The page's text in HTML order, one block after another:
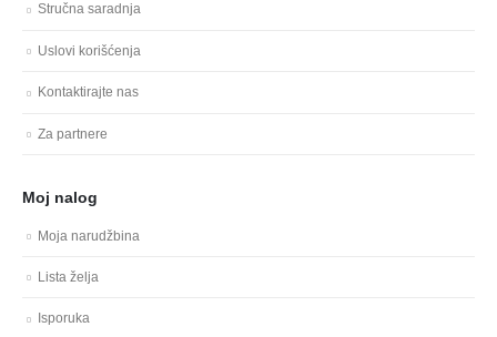
Stručna saradnja
Uslovi korišćenja
Kontaktirajte nas
Za partnere
Moj nalog
Moja narudžbina
Lista želja
Isporuka